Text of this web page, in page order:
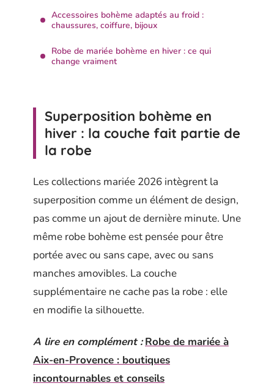
Accessoires bohème adaptés au froid :
chaussures, coiffure, bijoux
Robe de mariée bohème en hiver : ce qui
change vraiment
Superposition bohème en
hiver : la couche fait partie de
la robe
Les collections mariée 2026 intègrent la
superposition comme un élément de design,
pas comme un ajout de dernière minute. Une
même robe bohème est pensée pour être
portée avec ou sans cape, avec ou sans
manches amovibles. La couche
supplémentaire ne cache pas la robe : elle
en modifie la silhouette.
A lire en complément : Robe de mariée à
Aix-en-Provence : boutiques
incontournables et conseils